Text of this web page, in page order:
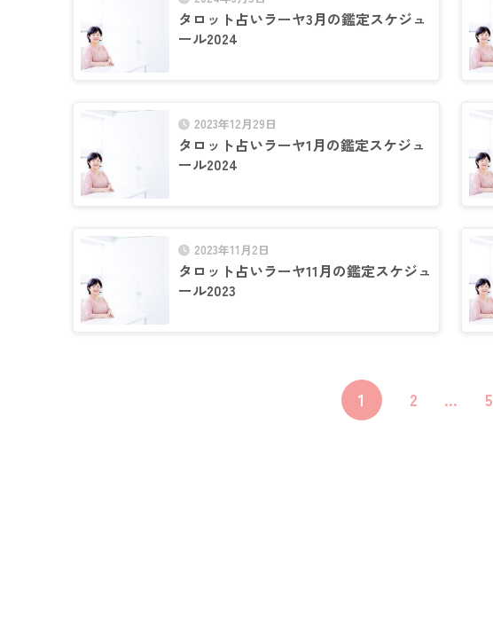
タロット占いラーヤ3月の鑑定スケジュ
ール2024
2023年12月29日
タロット占いラーヤ1月の鑑定スケジュ
ール2024
2023年11月2日
タロット占いラーヤ11月の鑑定スケジュ
ール2023
1 2 … 5